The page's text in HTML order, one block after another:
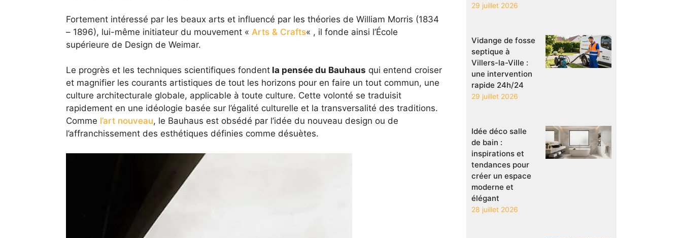
Fortement intéressé par les beaux arts et influencé par les théories de William Morris (1834
– 1896), lui-même initiateur du mouvement « Arts & Crafts« , il fonde ainsi l’École
supérieure de Design de Weimar.
Le progrès et les techniques scientifiques fondentla pensée du Bauhaus qui entend croiser
et magnifier les courants artistiques de tout les horizons pour en faire un tout commun, une
culture architecturale globale, applicable à toute culture. Cette volonté se traduisit
rapidement en une idéologie basée sur l’égalité culturelle et la transversalité des traditions.
Comme l’art nouveau, le Bauhaus est obsédé par l’idée du nouveau design ou de
l’affranchissement des esthétiques définies comme désuètes.
29 juillet 2026
Vidange de fosse
septique à
Villers-la-Ville :
une intervention
rapide 24h/24
29 juillet 2026
Idée déco salle
de bain :
inspirations et
tendances pour
créer un espace
moderne et
élégant
28 juillet 2026